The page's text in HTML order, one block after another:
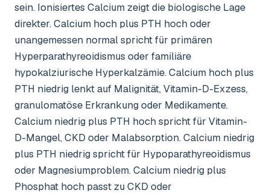
sein. Ionisiertes Calcium zeigt die biologische Lage
direkter. Calcium hoch plus PTH hoch oder
unangemessen normal spricht für primären
Hyperparathyreoidismus oder familiäre
hypokalziurische Hyperkalzämie. Calcium hoch plus
PTH niedrig lenkt auf Malignität, Vitamin-D-Exzess,
granulomatöse Erkrankung oder Medikamente.
Calcium niedrig plus PTH hoch spricht für Vitamin-
D-Mangel, CKD oder Malabsorption. Calcium niedrig
plus PTH niedrig spricht für Hypoparathyreoidismus
oder Magnesiumproblem. Calcium niedrig plus
Phosphat hoch passt zu CKD oder